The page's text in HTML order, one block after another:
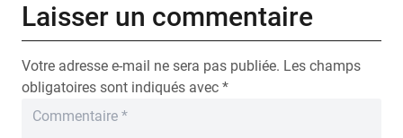
Laisser un commentaire
Votre adresse e-mail ne sera pas publiée. Les champs
obligatoires sont indiqués avec *